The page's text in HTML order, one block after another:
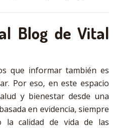
Blog de Vital
que informar también es
Por eso, en este espacio
y bienestar desde una
en evidencia, siempre
la calidad de vida de las